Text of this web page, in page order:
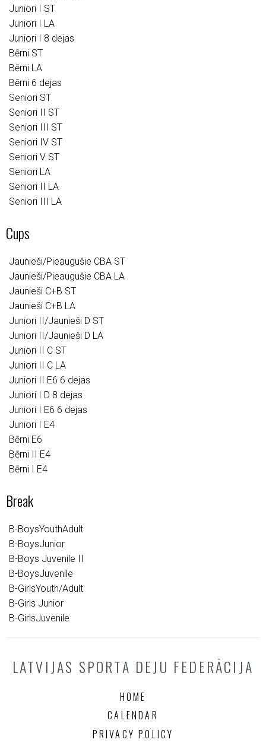
Juniori I ST
Juniori I LA
Juniori I 8 dejas
Bērni ST
Bērni LA
Bērni 6 dejas
Seniori ST
Seniori II ST
Seniori III ST
Seniori IV ST
Seniori V ST
Seniori LA
Seniori II LA
Seniori III LA
Cups
Jaunieši/Pieaugušie CBA ST
Jaunieši/Pieaugušie CBA LA
Jaunieši C+B ST
Jaunieši C+B LA
Juniori II/Jaunieši D ST
Juniori II/Jaunieši D LA
Juniori II C ST
Juniori II C LA
Juniori II E6 6 dejas
Juniori I D 8 dejas
Juniori I E6 6 dejas
Juniori I E4
Bērni E6
Bērni II E4
Bērni I E4
Break
B-BoysYouthAdult
B-BoysJunior
B-Boys Juvenile II
B-BoysJuvenile
B-GirlsYouth/Adult
B-Girls Junior
B-GirlsJuvenile
LATVIJAS SPORTA DEJU FEDERĀCIJA
HOME
CALENDAR
PRIVACY POLICY